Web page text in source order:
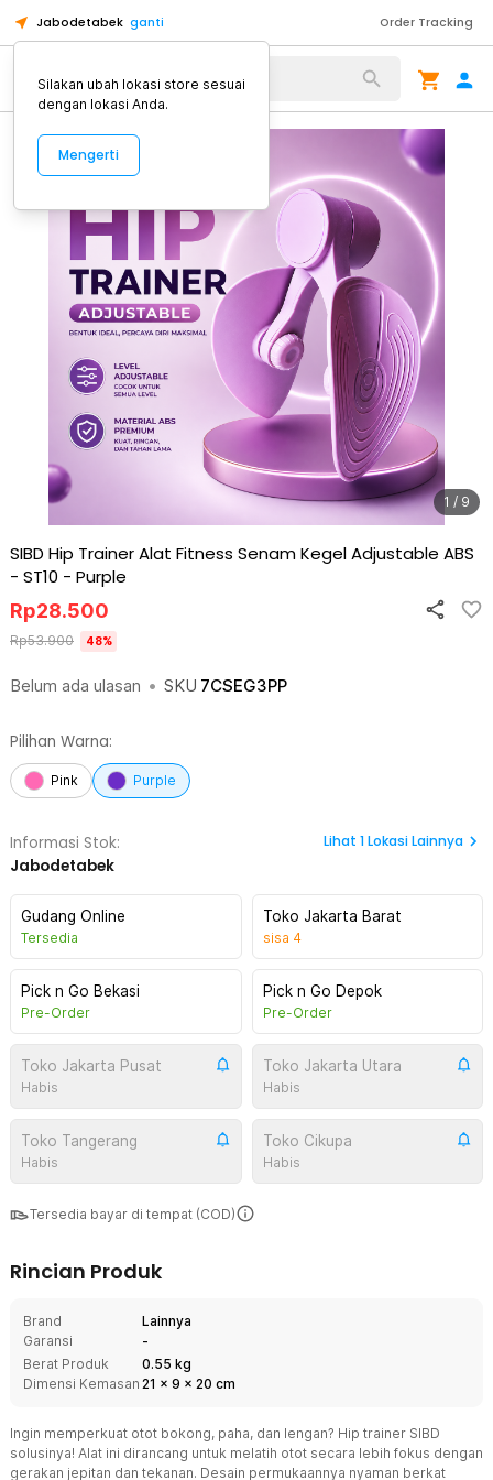
Jabodetabek ganti Order Tracking
Alat Kopi
1 / 9
SIBD Hip Trainer Alat Fitness Senam Kegel Adjustable ABS
- ST10 - Purple
Belum ada ulasan • SKU 7CSEG3PP
Rp28.500
Rp53.900 48%
Pilihan Warna:
Pink Purple
Informasi Stok:
Jabodetabek
Lihat 1Lokasi Lainnya
Gudang Online
Tersedia
Toko Jakarta Barat
sisa 4
Pick n Go Bekasi
Pre-Order
Pick n Go Depok
Pre-Order
Toko Jakarta Pusat
Habis
Toko Jakarta Utara
Habis
Toko Tangerang
Habis
Toko Cikupa
Habis
Tersedia bayar di tempat (COD)
Rincian Produk
Brand
Lainnya
Garansi
-
Berat Produk
0.55 kg
Dimensi Kemasan 21 x 9 x 20 cm
Ingin memperkuat otot bokong, paha, dan lengan? Hip trainer SIBD
solusinya! Alat ini dirancang untuk melatih otot secara lebih fokus dengan
gerakan jepitan dan tekanan. Desain permukaannya nyaman berkat
Silakan ubah lokasi store sesuai
dengan lokasi Anda.
Mengerti